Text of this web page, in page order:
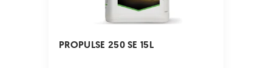
PROPULSE 250 SE 15L